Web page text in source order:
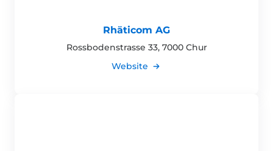
Rhäticom AG
Rossbodenstrasse 33, 7000 Chur
Website